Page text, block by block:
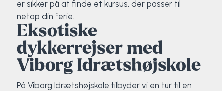
er sikker på at finde et kursus, der passer til
netop din ferie.
Eksotiske
dykkerrejser med
Viborg Idrætshøjskole
På Viborg Idrætshøjskole tilbyder vi en tur til en